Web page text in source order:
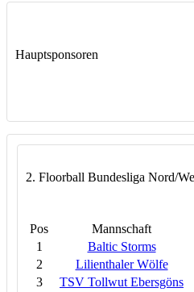
Hauptsponsoren
2. Floorball Bundesliga Nord/
Pos Mannschaft
1
Baltic Storms
2
Lilienthaler Wölfe
3
TSV Tollwut Ebersgöns